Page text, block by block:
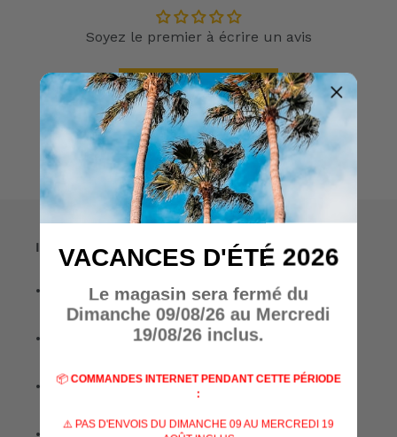
Soyez le premier à écrire un avis
Écrire un avis
Informations
• A propos de nous
• Nos marques
• Nos spécialisations
VACANCES D'ÉTÉ 2026
Le magasin sera fermé du
Dimanche 09/08/26 au Mercredi
19/08/26 inclus.
📦 COMMANDES INTERNET PENDANT CETTE PÉRIODE
:
⚠️ PAS D'ENVOIS DU DIMANCHE 09 AU MERCREDI 19